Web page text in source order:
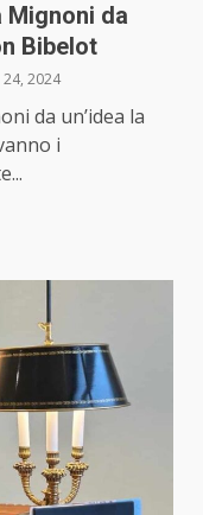
Mignoni da
Bibelot
2024
da un’idea la
i